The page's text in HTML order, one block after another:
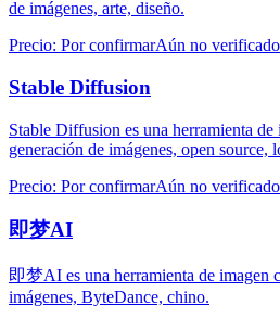
de imágenes, arte, diseño.
Precio: Por confirmarAún no verificado
Stable Diffusion
Stable Diffusion es una herramienta
generación de imágenes, open source,
Precio: Por confirmarAún no verificado
即梦AI
即梦AI es una herramienta de imagen
imágenes, ByteDance, chino.